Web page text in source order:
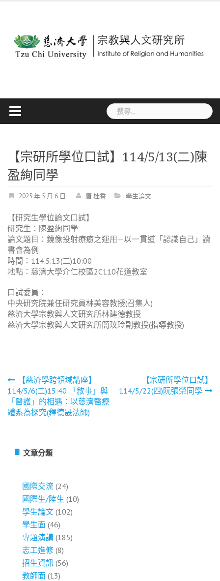
搜
尋
字:
【宗研所學位口試】114/5/13(二)陳
盈絢同學
2025 年 5 月 6 日 唐 桂香 學生論文
【研究生學位論文口試】
研究生：陳盈絢同學
論文題目：鏡像投射療癒之運用—以一貫道「認識自己」讀
書會為例
時間：114.5.13(二)10:00
地點：慈濟大學介仁校區2C110花道教室
口試委員：
中央研究院兼任研究員林美容教授(召集人)
慈濟大學宗教與人文研究所林建德教授
慈濟大學宗教與人文研究所簡玟玲副教授(指導教授)
文
章
導
【慈濟學跨領域講座】
114/5/6(二)15:40 「敘事」與
「醫護」的相遇：以慈濟醫療
體系為探究(釋德晟法師)
【宗研所學位口試】
114/5/22(四)阮張榮同學
文章分類
國際交流 (24)
國際生/陸生 (10)
學生論文 (102)
學生面 (46)
專題演講 (185)
志工進修 (8)
招生資訊 (56)
教師面 (13)